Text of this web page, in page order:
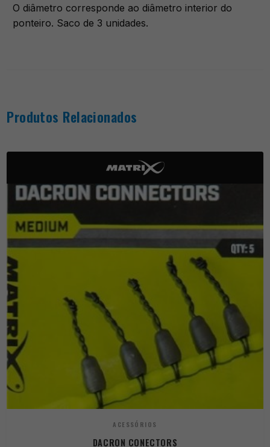
O diâmetro corresponde ao diâmetro interior do
ponteiro. Saco de 3 unidades.
Produtos Relacionados
ACESSÓRIOS
DACRON CONECTORS